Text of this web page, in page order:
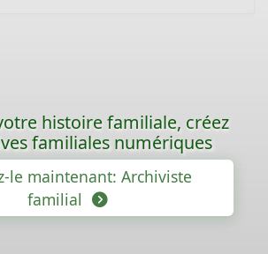
histoire familiale, créez
familiales numériques
le maintenant: Archiviste
familial